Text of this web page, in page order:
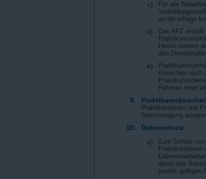
c)
Für alle
an die infrage
d)
Das AFZ
Hierzu werden
den
e)
Bereichen nach
Rahmen einer
9.
Praktikantinnen und
Bescheinigung
10.
Datenschutz
a)
Zum Schutz
Praktikantinnen
durch das
jeweils gültigen